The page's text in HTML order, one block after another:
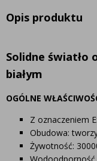
info@agraled.pl
Opis produktu
Solidne światło
białym
OGÓLNE
Z oznaczeniem
Obudowa:
Żywotność: